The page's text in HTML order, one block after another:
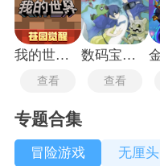
我的世界1.19单机版
查看
数码宝贝物语骇客追忆
查看
专题合集
冒险游戏 无厘头